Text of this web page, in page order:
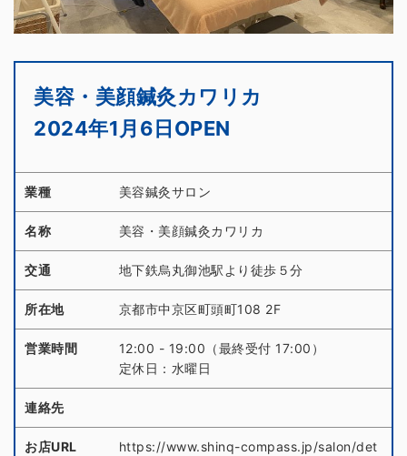
美容・美顔鍼灸カワリカ
2024年1月6日OPEN
業種 美容鍼灸サロン
名称 美容・美顔鍼灸カワリカ
交通 地下鉄烏丸御池駅より徒歩５分
所在地 京都市中京区町頭町108 2F
営業時間
12:00 - 19:00（最終受付 17:00）
定休日：水曜日
連絡先
お店URL
https://www.shinq-compass.jp/salon/det